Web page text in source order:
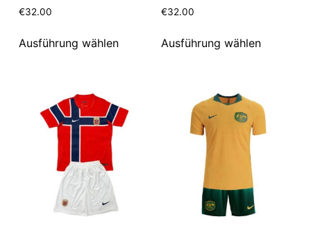
€32.00
Ausführung wählen
€32.00
Ausführung wählen